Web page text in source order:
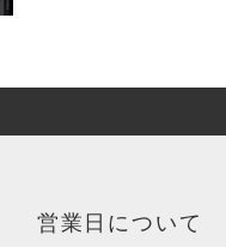
営業日について